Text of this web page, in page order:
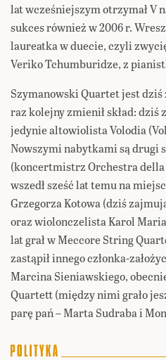
lat wcześniejszym otrzymał V
sukces również w 2006 r.
laureatka w duecie, czyli
Veriko Tchumburidze, z
Szymanowski Quartet jest dziś
raz kolejny zmienił skład: dziś
jedynie altowiolista Volodia
Nowszymi nabytkami są drugi
(koncertmistrz Orchestra
wszedł sześć lat temu na
Grzegorza Kotowa (dziś
oraz wiolonczelista Karol
lat grał w Meccore String
zastąpił innego członka-
Marcina Sieniawskiego,
Quartett (między nimi grało
parę pań – Marta Sudraba i